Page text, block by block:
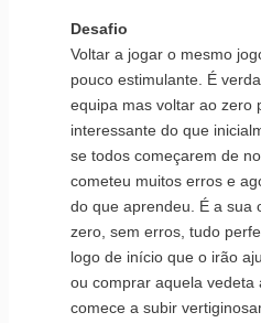
Desafio
Voltar a jogar o mesmo
pouco estimulante. É
equipa mas voltar ao zero
interessante do que
se todos começarem de
cometeu muitos erros e
do que aprendeu. É a sua
zero, sem erros, tudo
logo de início que o irão
ou comprar aquela vedeta
comece a subir